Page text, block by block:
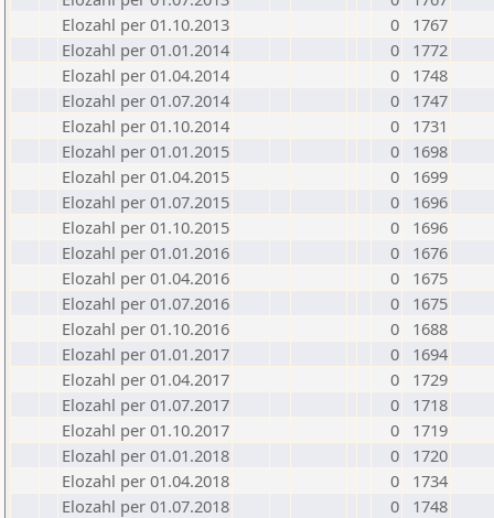
Elozahl per 01.10.2013
0
1767
Elozahl per 01.01.2014
0
1772
Elozahl per 01.04.2014
0
1748
Elozahl per 01.07.2014
0
1747
Elozahl per 01.10.2014
0
1731
Elozahl per 01.01.2015
0
1698
Elozahl per 01.04.2015
0
1699
Elozahl per 01.07.2015
0
1696
Elozahl per 01.10.2015
0
1696
Elozahl per 01.01.2016
0
1676
Elozahl per 01.04.2016
0
1675
Elozahl per 01.07.2016
0
1675
Elozahl per 01.10.2016
0
1688
Elozahl per 01.01.2017
0
1694
Elozahl per 01.04.2017
0
1729
Elozahl per 01.07.2017
0
1718
Elozahl per 01.10.2017
0
1719
Elozahl per 01.01.2018
0
1720
Elozahl per 01.04.2018
0
1734
Elozahl per 01.07.2018
0
1748